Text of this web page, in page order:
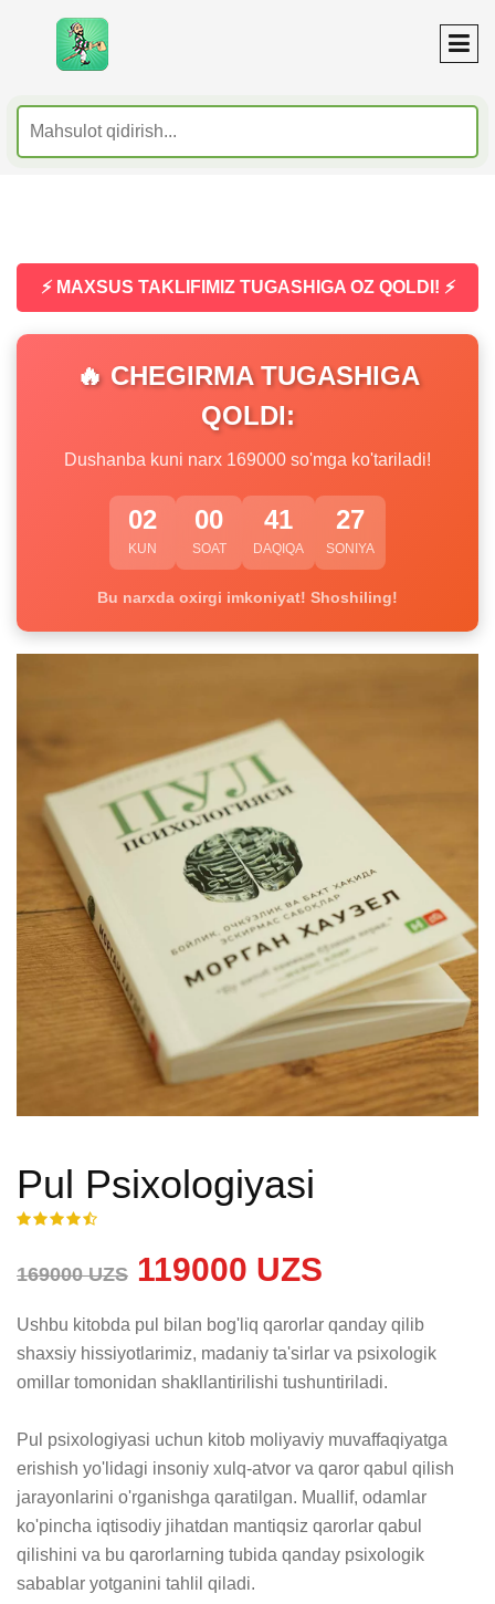
⚡ MAXSUS TAKLIFIMIZ TUGASHIGA OZ QOLDI! ⚡
🔥 CHEGIRMA TUGASHIGA
QOLDI:
Dushanba kuni narx 169000 so'mga ko'tariladi!
02
KUN
00
SOAT
41
DAQIQA
26
SONIYA
Bu narxda oxirgi imkoniyat! Shoshiling!
Pul Psixologiyasi
169000 UZS 119000 UZS
Ushbu kitobda pul bilan bog'liq qarorlar qanday qilib
shaxsiy hissiyotlarimiz, madaniy ta'sirlar va psixologik
omillar tomonidan shakllantirilishi tushuntiriladi.
Pul psixologiyasi uchun kitob moliyaviy muvaffaqiyatga
erishish yo'lidagi insoniy xulq-atvor va qaror qabul qilish
jarayonlarini o'rganishga qaratilgan. Muallif, odamlar
ko'pincha iqtisodiy jihatdan mantiqsiz qarorlar qabul
qilishini va bu qarorlarning tubida qanday psixologik
sabablar yotganini tahlil qiladi.